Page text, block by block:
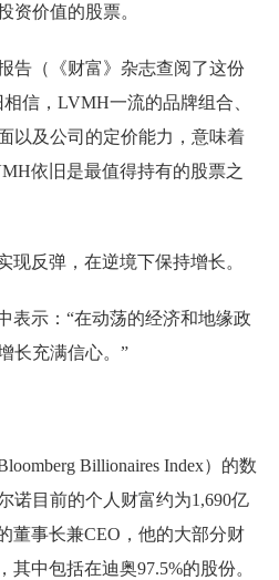
资价值的股票。
告（《财富》杂志查阅了这份
信，LVMH一流的品牌组合、
以及公司的定价能力，意味着
依旧是最值得持有的股票之
反弹，在逆境下保持增长。
表示：“在动荡的经济和地缘政
长充满信心。”
Billionaires Index）的数
诺目前的个人财富约为1,690亿
董事长兼CEO，他的大部分财
中包括在迪奥97.5%的股份。